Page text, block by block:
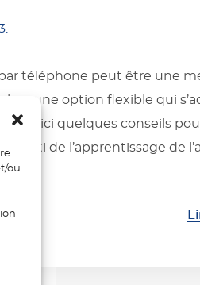
ou
téléphone peut être une
une option flexible qui
Voici quelques conseils
parti de l’apprentissage de